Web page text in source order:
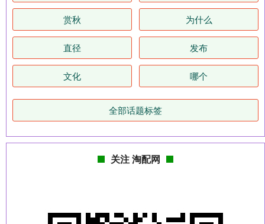
赏秋 为什么
直径 发布
文化 哪个
全部话题标签
关注 淘配网